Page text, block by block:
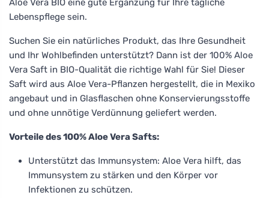
Lebenspflege sein.
Suchen Sie ein natürliches Produkt, das Ihre Gesundheit
und Ihr Wohlbefinden unterstützt? Dann ist der 100% Aloe
Vera Saft in BIO-Qualität die richtige Wahl für Sie! Dieser
Saft wird aus Aloe Vera-Pflanzen hergestellt, die in Mexiko
angebaut und in Glasflaschen ohne Konservierungsstoffe
und ohne unnötige Verdünnung geliefert werden.
Vorteile des 100% Aloe Vera Safts:
Unterstützt das Immunsystem: Aloe Vera hilft, das
Immunsystem zu stärken und den Körper vor
Infektionen zu schützen.